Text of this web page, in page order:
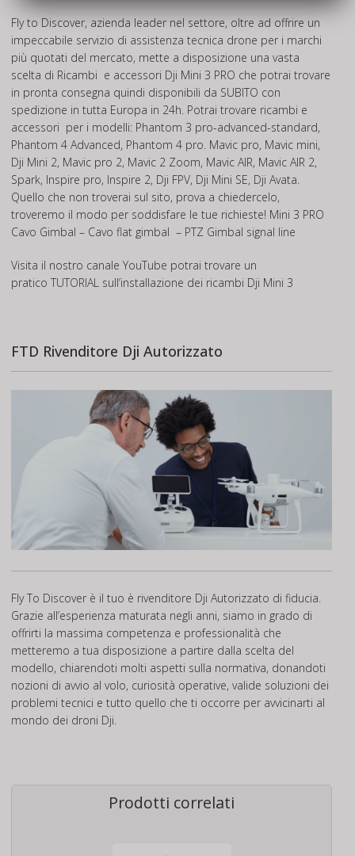
Fly to Discover, azienda leader nel settore, oltre ad offrire un
impeccabile servizio di assistenza tecnica drone per i marchi
più quotati del mercato, mette a disposizione una vasta
scelta di Ricambi e accessori Dji Mini 3 PRO che potrai trovare
in pronta consegna quindi disponibili da SUBITO con
spedizione in tutta Europa in 24h. Potrai trovare ricambi e
accessori per i modelli: Phantom 3 pro-advanced-standard,
Phantom 4 Advanced, Phantom 4 pro. Mavic pro, Mavic mini,
Dji Mini 2, Mavic pro 2, Mavic 2 Zoom, Mavic AIR, Mavic AIR 2,
Spark, Inspire pro, Inspire 2, Dji FPV, Dji Mini SE, Dji Avata.
Quello che non troverai sul sito, prova a chiedercelo,
troveremo il modo per soddisfare le tue richieste! Mini 3 PRO
Cavo Gimbal – Cavo flat gimbal – PTZ Gimbal signal line
Visita il nostro canale YouTube potrai trovare un
pratico TUTORIAL sull’installazione dei ricambi Dji Mini 3
FTD Rivenditore Dji Autorizzato
Fly To Discover è il tuo è rivenditore Dji Autorizzato di fiducia.
Grazie all’esperienza maturata negli anni, siamo in grado di
offrirti la massima competenza e professionalità che
metteremo a tua disposizione a partire dalla scelta del
modello, chiarendoti molti aspetti sulla normativa, donandoti
nozioni di avvio al volo, curiosità operative, valide soluzioni dei
problemi tecnici e tutto quello che ti occorre per avvicinarti al
mondo dei droni Dji.
Prodotti correlati